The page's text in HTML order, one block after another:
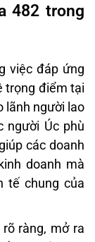
482 trong
việc đáp ứng
trọng điểm tại
lãnh người lao
người Úc phù
các doanh
doanh mà
tế chung của
ràng, mở ra